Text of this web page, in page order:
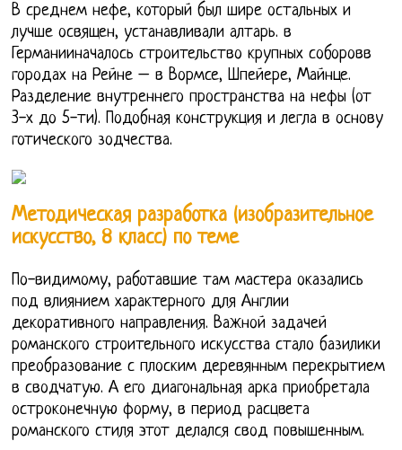
В среднем нефе, который был шире остальных и
лучше освящен, устанавливали алтарь. в
Германииначалось строительство крупных соборовв
городах на Рейне – в Вормсе, Шпейере, Майнце.
Разделение внутреннего пространства на нефы (от
3-х до 5-ти). Подобная конструкция и легла в основу
готического зодчества.
Методическая разработка (изобразительное
искусство, 8 класс) по теме
По-видимому, работавшие там мастера оказались
под влиянием характерного для Англии
декоративного направления. Важной задачей
романского строительного искусства стало базилики
преобразование с плоским деревянным перекрытием
в сводчатую. А его диагональная арка приобретала
остроконечную форму, в период расцвета
романского стиля этот делался свод повышенным.